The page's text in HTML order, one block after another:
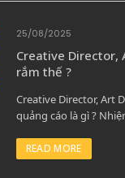
25/08/2025
Creative Director,
rắm thế ?
Creative Director, Art
quảng cáo là gì ?
READ MORE